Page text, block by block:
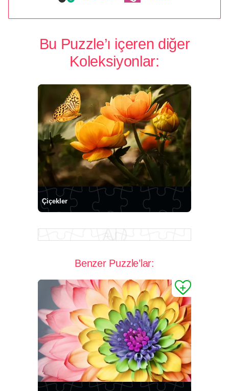
Bu Puzzle’ı içeren diğer
Koleksiyonlar:
Çiçekler
Benzer Puzzle’lar: